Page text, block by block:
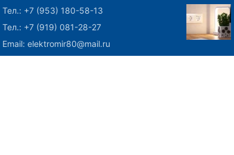
Тел.: +7 (953) 180-58-13
Тел.: +7 (919) 081-28-27
Email: elektromir80@mail.ru